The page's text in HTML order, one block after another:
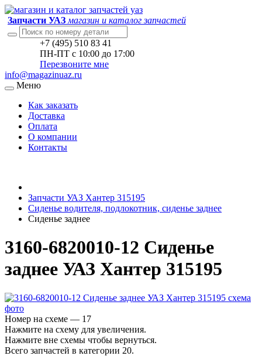
Запчасти УАЗ магазин и каталог запчастей
+7 (495) 510 83 41
ПН-ПТ с 10:00 до 17:00
Перезвоните мне
info@magazinuaz.ru
Меню
Как заказать
Доставка
Оплата
О компании
Контакты
Запчасти УАЗ Хантер 315195
Сиденье водителя, подлокотник, сиденье заднее
Сиденье заднее
3160-6820010-12 Сиденье
заднее УАЗ Хантер 315195
Номер на схеме — 17
Нажмите на схему для увеличения.
Нажмите вне схемы чтобы вернуться.
Всего запчастей в категории 20.